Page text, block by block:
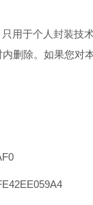
用于个人封装技
删除。如果您对